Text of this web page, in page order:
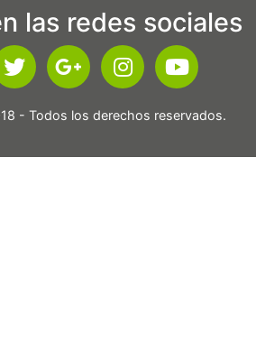
las redes sociales
- Todos los derechos reservados.